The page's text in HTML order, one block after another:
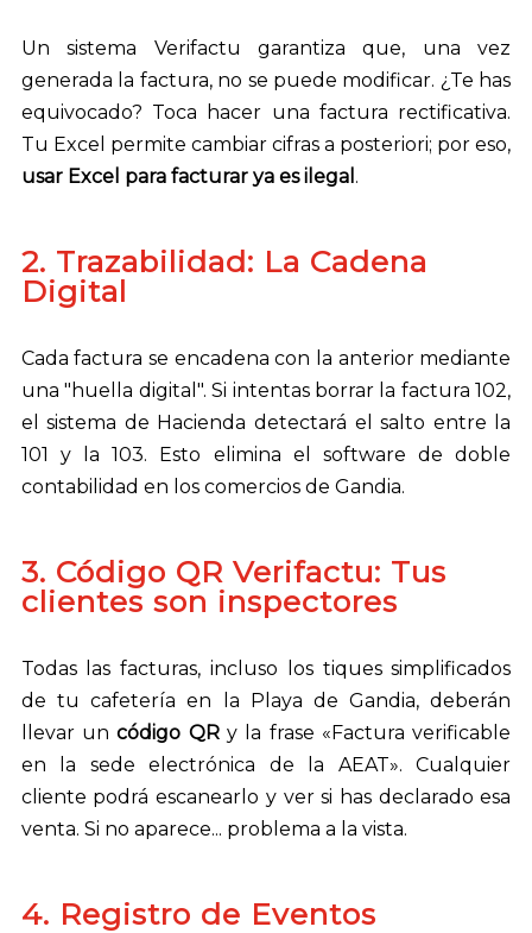
Un sistema Verifactu garantiza que, una vez
generada la factura, no se puede modificar. ¿Te has
equivocado? Toca hacer una factura rectificativa.
Tu Excel permite cambiar cifras a posteriori; por eso,
usar Excel para facturar ya es ilegal .
2. Trazabilidad: La Cadena
Digital
Cada factura se encadena con la anterior mediante
una "huella digital". Si intentas borrar la factura 102,
el sistema de Hacienda detectará el salto entre la
101 y la 103. Esto elimina el software de doble
contabilidad en los comercios de Gandia.
3. Código QR Verifactu: Tus
clientes son inspectores
Todas las facturas, incluso los tiques simplificados
de tu cafetería en la Playa de Gandia, deberán
llevar uncódigo QRy la frase «Factura verificable
en la sede electrónica de la AEAT». Cualquier
cliente podrá escanearlo y ver si has declarado esa
venta. Si no aparece... problema a la vista.
4. Registro de Eventos